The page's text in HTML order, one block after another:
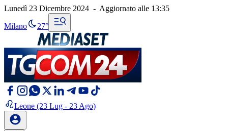
Lunedì 23 Dicembre 2024 - Aggiornato alle 13:35
Milano 27°
Leone (23 Lug - 23 Ago)